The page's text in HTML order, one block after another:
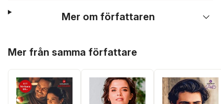
Mer om författaren
Mer från samma författare